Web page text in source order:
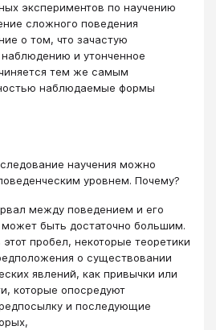
экспериментов по научению
сложного поведения
о том, что зачастую
и утонченное
тем же самым
наблюдаемые формы
научения можно
уровнем. Почему?
между поведением и его
быть достаточно большим.
пробел, некоторые теоретики
о существовании
явлений, как привычки или
которые опосредуют
и последующие